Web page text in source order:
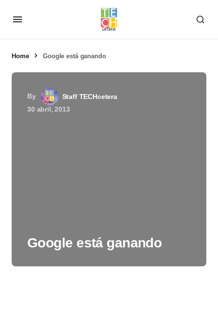
Home Google está ganando
By
Staff TECHcetera
30 abril, 2013
Google está ganando